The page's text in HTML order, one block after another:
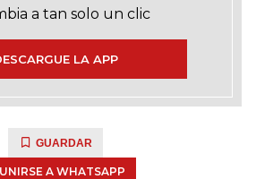
a tan solo un clic
LA APP
GUARDAR
UNIRSE A WHATSAPP